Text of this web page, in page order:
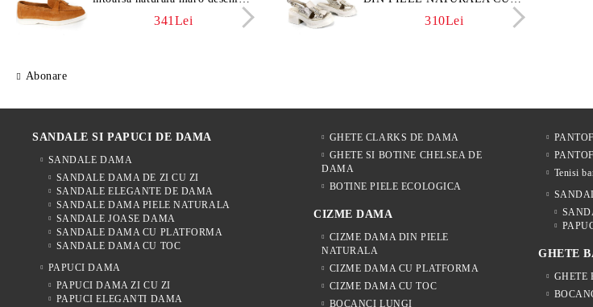
341Lei
Vero Lume
341Lei
Abonare
IMPRIMEU FLORAL -
310Lei
SANDALE SI PAPUCI DE DAMA
SANDALE DAMA
SANDALE DAMA DE ZI CU ZI
SANDALE ELEGANTE DE DAMA
SANDALE DAMA PIELE NATURALA
SANDALE JOASE DAMA
SANDALE DAMA CU PLATFORMA
SANDALE DAMA CU TOC
PAPUCI DAMA
PAPUCI DAMA ZI CU ZI
PAPUCI ELEGANTI DAMA
GHETE CLARKS DE DAMA
GHETE SI BOTINE CHELSEA DE
DAMA
BOTINE PIELE ECOLOGICA
CIZME DAMA
CIZME DAMA DIN PIELE
NATURALA
CIZME DAMA CU PLATFORMA
CIZME DAMA CU TOC
BOCANCI LUNGI
Tenisi
GHETE
GHETE